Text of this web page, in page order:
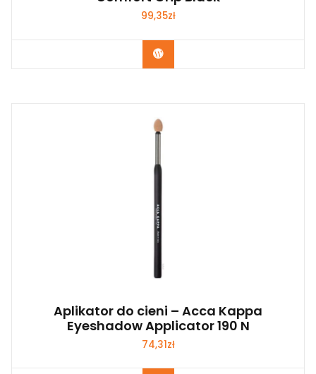
99,35zł
Zobacz
Aplikator do cieni – Acca Kappa
Eyeshadow Applicator 190 N
74,31zł